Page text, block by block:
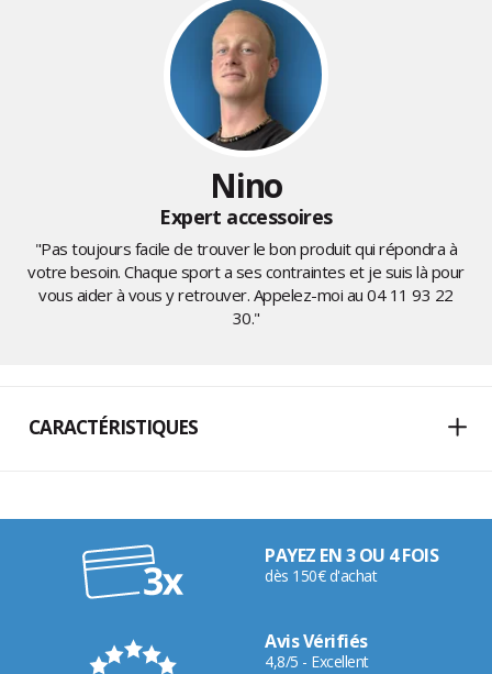
Nino
Expert accessoires
"Pas toujours facile de trouver le bon produit qui répondra à
votre besoin. Chaque sport a ses contraintes et je suis là pour
vous aider à vous y retrouver. Appelez-moi au04 11 93 22
30."
CARACTÉRISTIQUES
PAYEZ EN 3 OU 4 FOIS
dès 150€ d'achat
Avis Vérifiés
4,8/5 - Excellent